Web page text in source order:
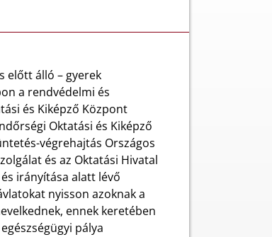
előtt álló – gyerek
a rendvédelmi és
és Kiképző Központ
Oktatási és Kiképző
végrehajtás Országos
és az Oktatási Hivatal
irányítása alatt lévő
nyisson azoknak a
ennek keretében
pálya